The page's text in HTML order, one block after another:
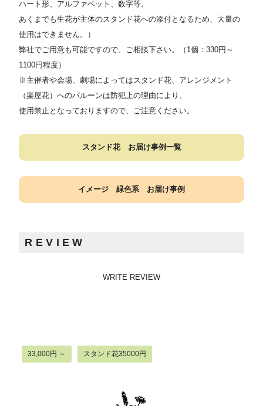
ハート形、アルファベット、数字等。
あくまでも生花が主体のスタンド花への添付となるため、大量の
使用はできません。）
弊社でご用意も可能ですので、ご相談下さい。（1個：330円～
1100円程度）
※主催者や会場、劇場によってはスタンド花、アレンジメント
（楽屋花）へのバルーンは防犯上の理由により、
使用禁止となっておりますので、ご注意ください。
スタンド花 お届け事例一覧
イメージ 緑色系 お届け事例
REVIEW
WRITE REVIEW
33,000円 ～ スタンド花35000円